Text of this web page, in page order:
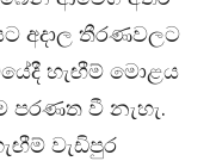
අදාල තීරණවලට
හැඟීම් මොළය
පරණත වී නැහැ.
වැඩිපුර